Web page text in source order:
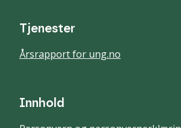
Tjenester
Årsrapport for ung.no
Innhold